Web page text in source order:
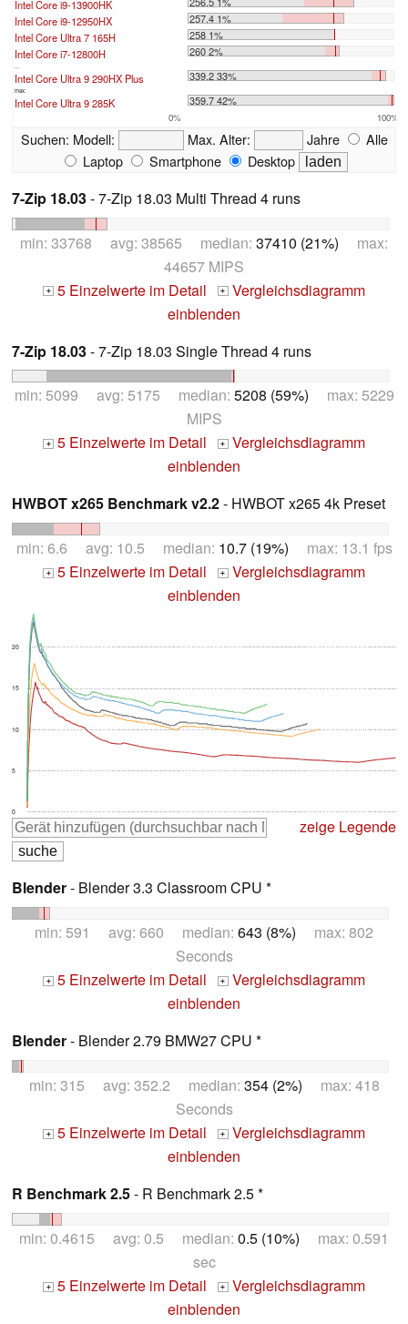
Intel Core i9-13900HK
Intel Core i9-12950HX
257.4 1%
Intel Core Ultra 7 165H
258 1%
Intel Core i7-12800H
260 2%
Intel Core Ultra 9 290HX Plus 339.2 33%
max:
Intel Core Ultra 9 285K 359.7 42%
0% 100%
Suchen: Modell: Max. Alter: Jahre
Alle
Laptop
Smartphone Desktop
7-Zip 18.03- 7-Zip 18.03 Multi Thread 4 runs
min: 33768 avg: 38565 median: 37410 (21%) max:
44657 MIPS
+ 5 Einzelwerte im Detail + Vergleichsdiagramm
einblenden
7-Zip 18.03- 7-Zip 18.03 Single Thread 4 runs
min: 5099 avg: 5175 median: 5208 (59%) max: 5229
MIPS
+ 5 Einzelwerte im Detail + Vergleichsdiagramm
einblenden
HWBOT x265 Benchmark v2.2- HWBOT x265 4k Preset
min: 6.6 avg: 10.5 median: 10.7 (19%) max: 13.1 fps
+ 5 Einzelwerte im Detail + Vergleichsdiagramm
einblenden
0
5
10
15
20
zeige Legende
Blender- Blender 3.3 Classroom CPU *
min: 591 avg: 660 median: 643 (8%) max: 802
Seconds
+ 5 Einzelwerte im Detail + Vergleichsdiagramm
einblenden
Blender- Blender 2.79 BMW27 CPU *
min: 315 avg: 352.2 median: 354 (2%) max: 418
Seconds
+ 5 Einzelwerte im Detail + Vergleichsdiagramm
einblenden
R Benchmark 2.5- R Benchmark 2.5 *
min: 0.4615 avg: 0.5 median: 0.5 (10%) max: 0.591
sec
+ 5 Einzelwerte im Detail + Vergleichsdiagramm
einblenden